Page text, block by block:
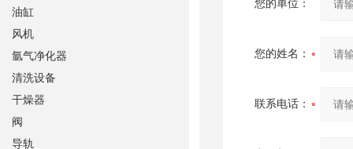
您的单位：
您的姓名：
联系电话：
油缸
风机
氩气净化器
清洗设备
干燥器
阀
导轨